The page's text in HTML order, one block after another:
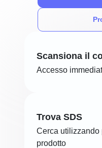
Scansiona il
Accesso
Trova SDS
Cerca utilizzando
prodotto